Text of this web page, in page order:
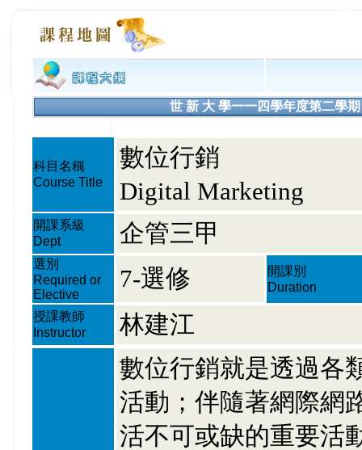
世 新 大 學一一四學年度第二學
科目名稱
Course Title
數位行銷
Digital Marketing
開課系級
Dept
企管三甲
選別
Required or
Elective
7-選修
開課別
Duration
授課教師
Instructor
林建江
數位行銷就是透過各
活動；伴隨著網際網
活不可或缺的重要活